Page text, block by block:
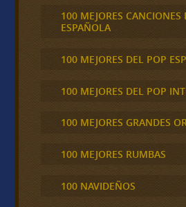
100 MEJORES CANCIONES
ESPAÑOLA
100 MEJORES DEL POP
100 MEJORES DEL POP
100 MEJORES GRANDES
100 MEJORES RUMBAS
100 NAVIDEÑOS